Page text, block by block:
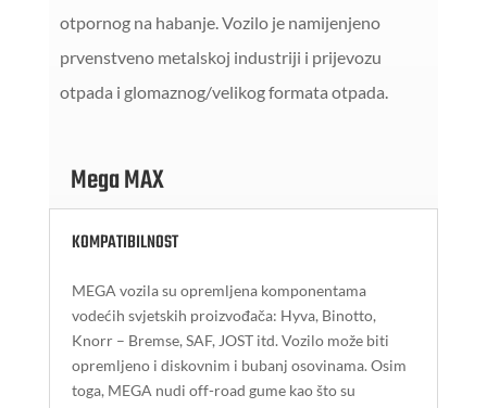
otpornog na habanje. Vozilo je namijenjeno
prvenstveno metalskoj industriji i prijevozu
otpada i glomaznog/velikog formata otpada.
Mega MAX
KOMPATIBILNOST
MEGA vozila su opremljena komponentama
vodećih svjetskih proizvođača: Hyva, Binotto,
Knorr – Bremse, SAF, JOST itd. Vozilo može biti
opremljeno i diskovnim i bubanj osovinama. Osim
toga, MEGA nudi off-road gume kao što su